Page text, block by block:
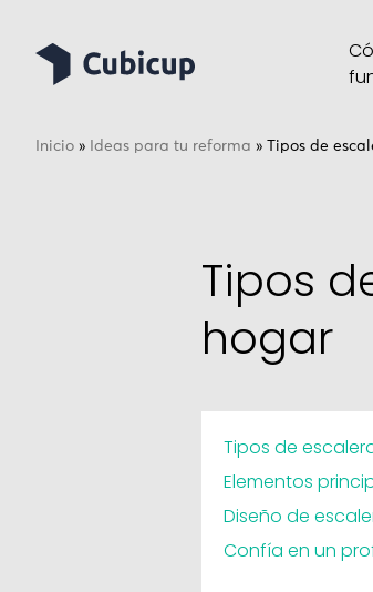
Inicio » Ideas para tu reforma » Tipos de
Tipos
hogar
Tipos de
Elementos
Diseño de
Confía en un